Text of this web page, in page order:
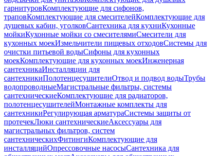
гарнитуровКомплектующие для сифонов,
траповКомплектующие для смесителейКомплектующие для
душевых кабин, уголковСантехника для кухниКухонные
мойкиКухонные мойки со смесителямиСмесители для
кухонных моекИзмельчители пищевых отходовСистемы для
очистки питьевой водыСифоны для кухонных
моекКомплектующие для кухонных моекИнженерная
сантехникаИнсталляции для
сантехникиПолотенцесушителиОтвод и подвод водыТрубы
водопроводныеМагистральные фильтры, системы
сантехническиеКомплектующие для радиаторов,
полотенцесушителейМонтажные комплекты для
сантехникиРегулирующая арматураСистемы защиты от
протечекЛюки сантехническиеАксессуары для
магистральных фильтров, систем
сантехническихФитингиКомплектующие для
инсталляцийОпрессовочные насосыСантехника для